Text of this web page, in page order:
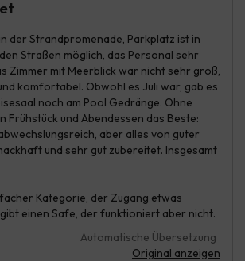
der Strandpromenade, Parkplatz ist in
Straßen möglich, das Personal sehr
Zimmer mit Meerblick war nicht sehr groß,
komfortabel. Obwohl es Juli war, gab es
noch am Pool Gedränge. Ohne
Frühstück und Abendessen das Beste:
aber alles von guter
und sehr gut zubereitet. Insgesamt
Kategorie, der Zugang etwas
einen Safe, der funktioniert aber nicht.
Automatische Übersetzung
Original anzeigen